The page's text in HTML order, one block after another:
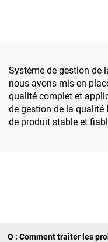
Système de gestion de
nous avons mis en
qualité complet et
de gestion de la qualité
de produit stable et
Q : Comment traiter les